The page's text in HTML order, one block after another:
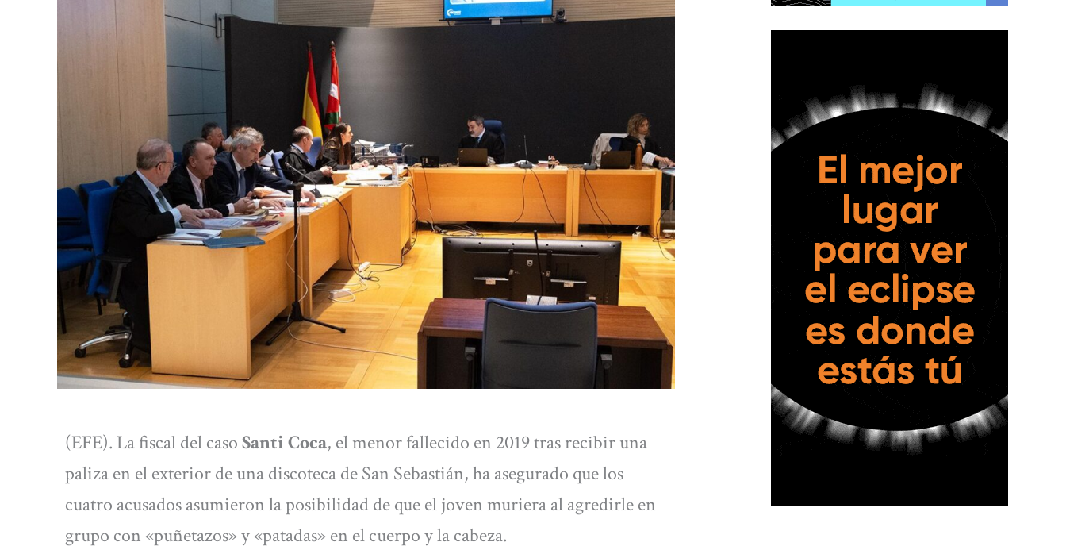
(EFE). La fiscal del casoSanti Coca, el menor fallecido en 2019 tras recibir una
paliza en el exterior de una discoteca de San Sebastián, ha asegurado que los
cuatro acusados asumieron la posibilidad de que el joven muriera al agredirle en
grupo con «puñetazos» y «patadas» en el cuerpo y la cabeza.